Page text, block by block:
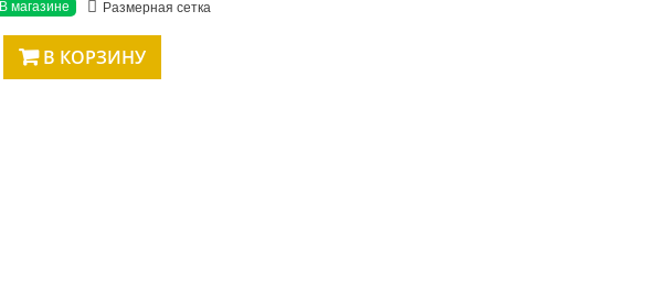
В магазине Размерная сетка
В КОРЗИНУ